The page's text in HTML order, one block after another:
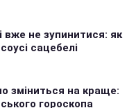
вже не зупинитися: як
сацебелі
зміниться на краще:
гороскопа